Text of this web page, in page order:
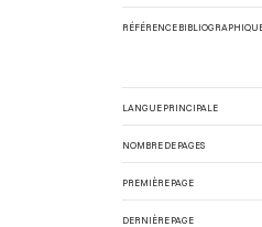
RÉFÉRENCE
LANGUE PRINCIPALE
NOMBRE DE PAGES
PREMIÈRE PAGE
DERNIÈRE PAGE